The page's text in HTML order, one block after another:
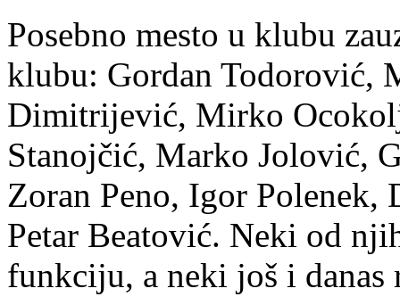
Posebno mesto u klubu
klubu: Gordan Todorović,
Dimitrijević, Mirko
Stanojčić, Marko Jolović,
Zoran Peno, Igor Polenek,
Petar Beatović. Neki od
funkciju, a neki još i danas